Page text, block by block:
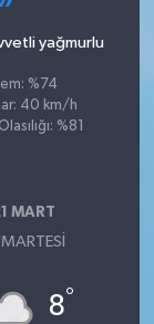
yağmurlu
%74
40 km/h
%81
MART
8°